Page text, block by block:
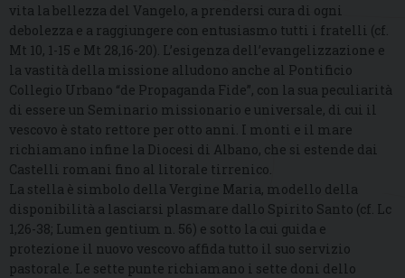
vita la bellezza del Vangelo, a prendersi cura di ogni
debolezza e a raggiungere con entusiasmo tutti i fratelli (cf.
Mt 10, 1-15 e Mt 28,16-20). L’esigenza dell’evangelizzazione e
la vastità della missione alludono anche al Pontificio
Collegio Urbano “de Propaganda Fide”, con la sua peculiarità
di essere un Seminario missionario e universale, di cui il
vescovo è stato rettore per otto anni. I monti e il mare
richiamano infine la Diocesi di Albano, che si estende dai
Castelli romani fino al litorale tirrenico.
La stella è simbolo della Vergine Maria, modello della
disponibilità a lasciarsi plasmare dallo Spirito Santo (cf. Lc
1,26-38; Lumen gentium n. 56) e sotto la cui guida e
protezione il nuovo vescovo affida tutto il suo servizio
pastorale. Le sette punte richiamano i sette doni dello